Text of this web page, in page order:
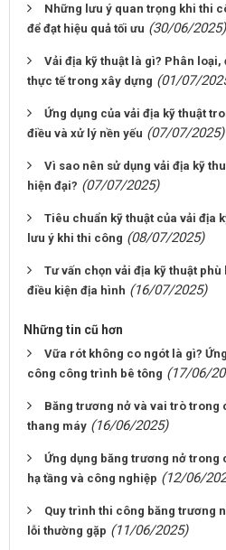
Những lưu ý quan trọng khi thi
để đạt hiệu quả tối ưu (30/06/2025)
Vải địa kỹ thuật là gì? Phân loại,
thực tế trong xây dựng (01/07/
Ứng dụng của vải địa kỹ thuật
điều và xử lý nền yếu (07/07/2025)
Vì sao nên sử dụng vải địa kỹ
hiện đại? (07/07/2025)
Tiêu chuẩn kỹ thuật của vải địa
lưu ý khi thi công (08/07/2025)
Tư vấn chọn vải địa kỹ thuật
điều kiện địa hình (16/07/2025)
Những tin cũ hơn
Vữa rót không co ngót là gì?
công công trình bê tông (17/06/
Băng trương nở và vai trò trong
thang máy (16/06/2025)
Ứng dụng băng trương nở
hạ tầng và công nghiệp (12/06/
Quy trình thi công băng trương
lỗi thường gặp (11/06/2025)